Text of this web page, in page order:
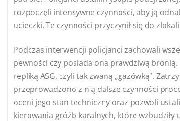
rozpoczęli intensywne czynności, aby ją
ucieczki. Te czynności przyczynił się do
Podczas interwencji policjanci zachowali
pewności czy posiada ona prawdziwą
repliką ASG, czyli tak zwaną „gazówką”.
przeprowadzono z nią dalsze czynności
oceni jego stan techniczny oraz pozwoli
kierowania gróźb karalnych, które wzbudziły